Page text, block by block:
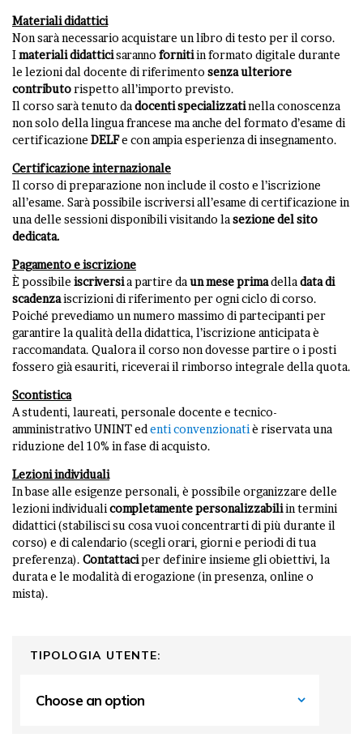
Materiali didattici
Non sarà necessario acquistare un libro di testo per il corso.
Imaterialididatticisaranno fornitiin formato digitale durante
le lezioni dal docente di riferimento senza ulteriore
contributorispetto all’importo previsto.
Il corso sarà tenuto dadocenti specializzatinella conoscenza
non solo della lingua francese ma anche del formato d’esame di
certificazione DELFe con ampia esperienza di insegnamento.
Certificazione internazionale
Il corso di preparazione non include il costo e l’iscrizione
all’esame. Sarà possibile iscriversi all’esame di certificazione in
una delle sessioni disponibili visitando lasezione del sito
dedicata.
Pagamento e iscrizione
È possibile iscriversia partire daun mese primadelladata di
scadenzaiscrizioni di riferimento per ogni ciclo di corso.
Poiché prevediamo un numero massimo di partecipanti per
garantire la qualità della didattica, l’iscrizione anticipata è
raccomandata. Qualora il corso non dovesse partire o i posti
fossero già esauriti, riceverai il rimborso integrale della quota.
Scontistica
A studenti, laureati, personale docente e tecnico-
amministrativo UNINT ed enti convenzionatiè riservata una
riduzione del 10% in fase di acquisto.
Lezioni individuali
In base alle esigenze personali, è possibile organizzare delle
lezioni individualicompletamente personalizzabiliin termini
didattici (stabilisci su cosa vuoi concentrarti di più durante il
corso) e di calendario (scegli orari, giorni e periodi di tua
preferenza). Contattaciper definire insieme gli obiettivi, la
durata e le modalità di erogazione (in presenza, online o
mista).
TIPOLOGIA UTENTE: